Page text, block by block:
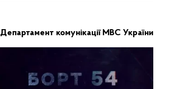
Департамент комунікації МВС України